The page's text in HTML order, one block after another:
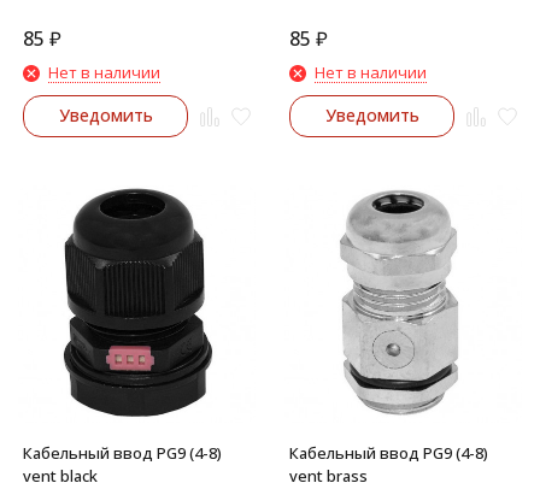
85 ₽
Нет в наличии
Уведомить
85 ₽
Нет в наличии
Уведомить
Кабельный ввод PG9 (4-8)
vent black
Кабельный ввод PG9 (4-8)
vent brass